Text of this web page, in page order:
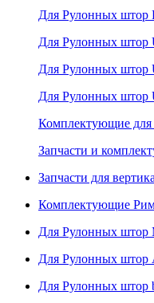
Для Рулонных штор
Для Рулонных
Для Рулонных штор
Для Рулонных штор
Комплектующие
Запчасти и
Запчасти для
Комплектующие
Для Рулонных штор
Для Рулонных штор
Для Рулонных штор